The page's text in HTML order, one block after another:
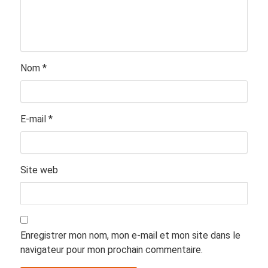
Nom *
E-mail *
Site web
Enregistrer mon nom, mon e-mail et mon site dans le
navigateur pour mon prochain commentaire.